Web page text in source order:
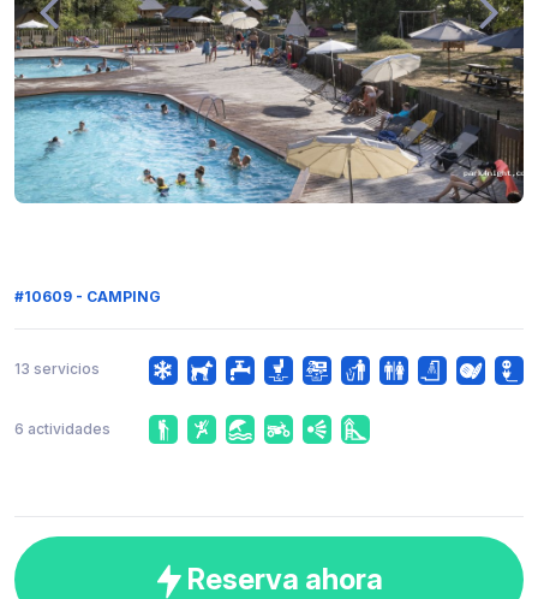
#10609 - CAMPING
13 servicios
6 actividades
Reserva ahora